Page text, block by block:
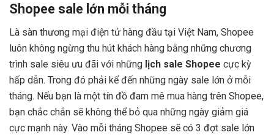
Shopee sale lớn mỗi tháng
Là sàn thương mại điện tử hàng đầu tại Việt Nam, Shopee
luôn không ngừng thu hút khách hàng bằng những chương
trình sale siêu ưu đãi với những lịch sale Shopee cực kỳ
hấp dẫn. Trong đó phải kể đến những ngày sale lớn ở mỗi
tháng. Nếu bạn là một tín đồ đam mê mua hàng trên Shopee,
bạn chắc chắn sẽ không thể bỏ qua những ngày giảm giá
cực mạnh này. Vào mỗi tháng Shopee sẽ có 3 đợt sale lớn